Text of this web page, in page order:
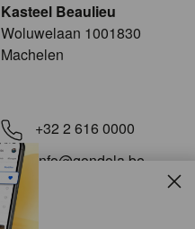
Kasteel Beaulieu
​​​Woluwelaan 1001830
Machelen
+32 2 616 0000
info@gondola.be
Volg ons op